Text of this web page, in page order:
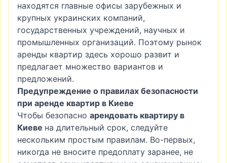
находятся главные офисы зарубежных и
крупных украинских компаний,
государственных учреждений, научных и
промышленных организаций. Поэтому рынок
аренды квартир здесь хорошо развит и
предлагает множество вариантов и
предложений.
Предупреждение о правилах безопасности
при аренде квартир в Киеве
Чтобы безопасно арендовать квартиру в
Киеве на длительный срок, следуйте
нескольким простым правилам. Во-первых,
никогда не вносите предоплату заранее, не